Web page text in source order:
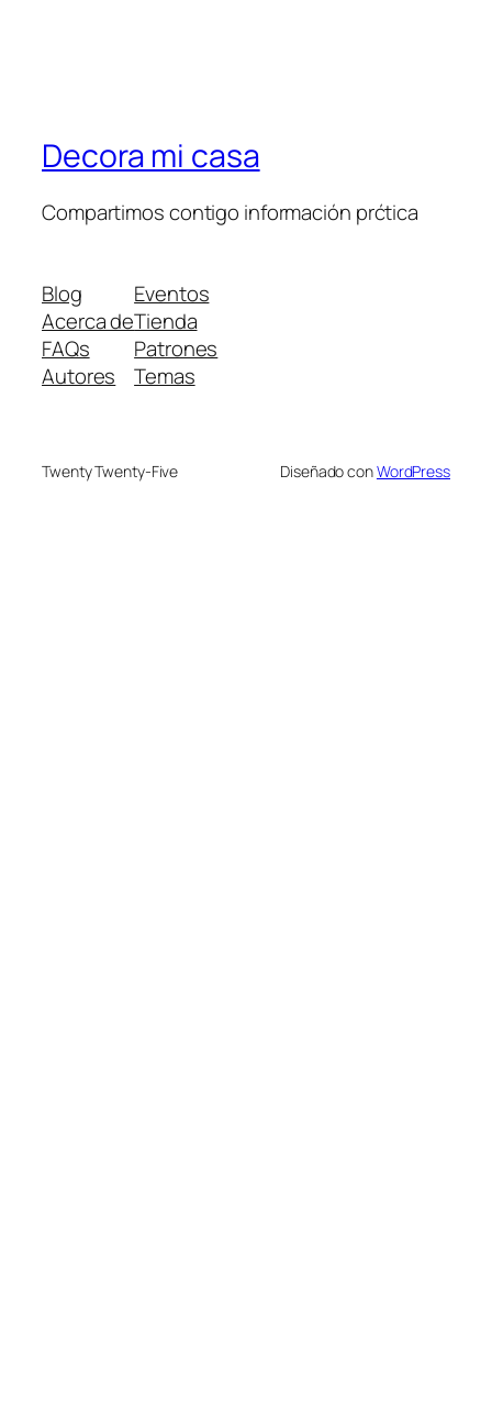
Decora mi casa
Compartimos contigo información prćtica
Blog
Acerca de
FAQs
Autores
Eventos
Tienda
Patrones
Temas
Twenty Twenty-Five Diseñado conWordPress